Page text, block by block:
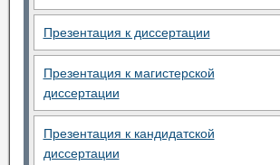
Презентация к диссертации
Презентация к магистерской
диссертации
Презентация к кандидатской
диссертации